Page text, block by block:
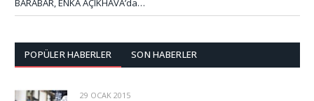
BARABAR, ENKA AÇIKHAVA’da…
POPÜLER HABERLER SON HABERLER
29 OCAK 2015